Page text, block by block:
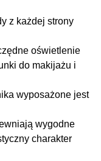
z każdej strony
oświetlenie
do makijażu i
wyposażone jest
wygodne
charakter